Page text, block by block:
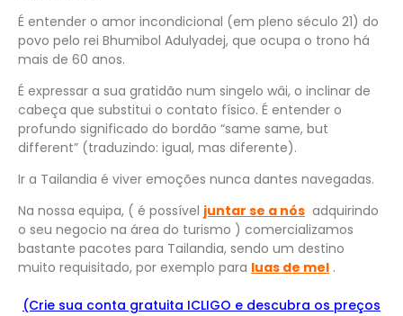
É entender o amor incondicional (em pleno século 21) do
povo pelo rei Bhumibol Adulyadej, que ocupa o trono há
mais de 60 anos.
É expressar a sua gratidão num singelo wâi, o inclinar de
cabeça que substitui o contato físico. É entender o
profundo significado do bordão “same same, but
different” (traduzindo: igual, mas diferente).
Ir a Tailandia é viver emoções nunca dantes navegadas.
Na nossa equipa, ( é possível juntar se a nós adquirindo
o seu negocio na área do turismo ) comercializamos
bastante pacotes para Tailandia, sendo um destino
muito requisitado, por exemplo para luas de mel .
(Crie sua conta gratuita ICLIGO e descubra os preços